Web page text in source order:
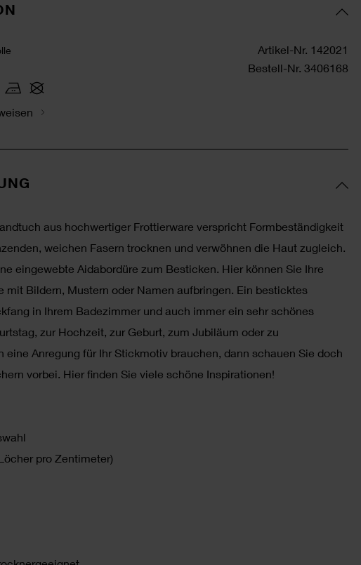
Artikel-Nr. 142021
Bestell-Nr. 3406168
aus hochwertiger Frottierware verspricht Formbeständigkeit
weichen Fasern trocknen und verwöhnen die Haut zugleich.
eingewebte Aidabordüre zum Besticken. Hier können Sie Ihre
mit Bildern, Mustern oder Namen aufbringen. Ein besticktes
in Ihrem Badezimmer und auch immer ein sehr schönes
zur Hochzeit, zur Geburt, zum Jubiläum oder zu
eine Anregung für Ihr Stickmotiv brauchen, dann schauen Sie doch
vorbei. Hier finden Sie viele schöne Inspirationen!
pro Zentimeter)